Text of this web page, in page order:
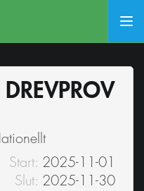
Start: 2025-11-01
Slut: 2025-11-30